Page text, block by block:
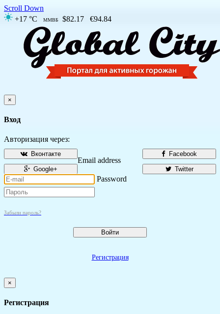
Scroll Down
+17 °C
ММВБ $82.17 €94.84
×
Вход
Авторизация через:
Facebook
Вконтакте
Twitter
Google+
Email address
Password
Забыли пароль?
Войти
Регистрация
×
Регистрация